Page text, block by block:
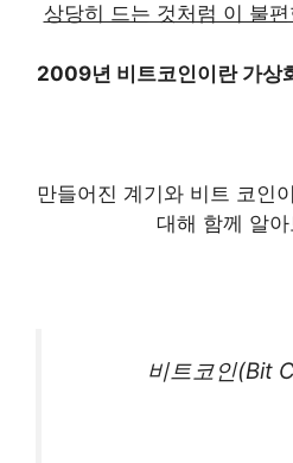
상당히 드는 것처럼 이 불
2009년 비트코인이란 가상
만들어진 계기와 비트 코인
대해 함께 알
비트코인(Bit